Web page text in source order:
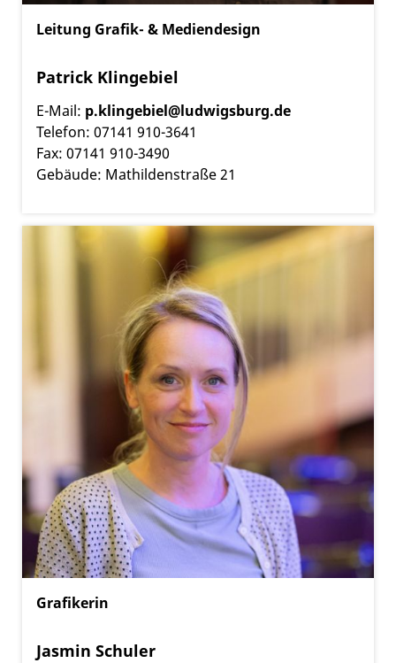
Leitung Grafik- & Mediendesign
Patrick Klingebiel
E-Mail: p.klingebiel@ludwigsburg.de
Telefon: 07141 910-3641
Fax: 07141 910-3490
Gebäude: Mathildenstraße 21
Grafikerin
Jasmin Schuler